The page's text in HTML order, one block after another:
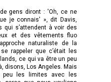
gens diront : 'Oh, ce ne
je connais' », dit Davis,
s’attendent à voir des
et des vêtements fluo
naturaliste de la
rappeler que c’était les
ce qui va être un peu
disons, Los Angeles. Mais
peu les limites avec les